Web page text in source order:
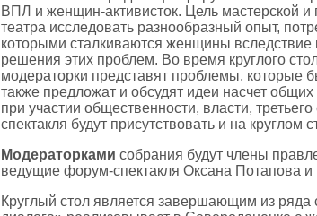
ВПЛ и женщин-активисток. Цель мастерской
театра исследовать разнообразный опыт,
которыми сталкиваются женщины вследствие
решения этих проблем. Во время круглого
модераторки представят проблемы, которые
также предложат и обсудят идеи насчет
при участии общественности, власти,
спектакля будут присутствовать и на круглом
Модераторками собрания будут члены
ведущие форум-спектакля Оксана Потапова
Круглый стол является завершающим из ряда